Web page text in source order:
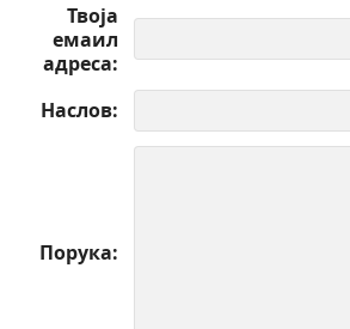
Твоја
емаил
адреса
Наслов
Порука